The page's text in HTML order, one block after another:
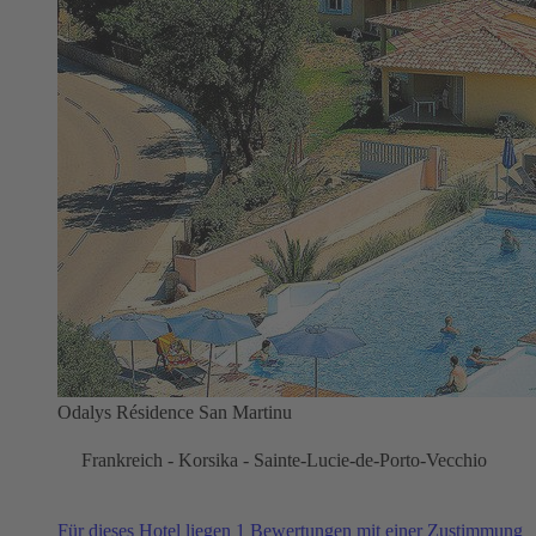
Odalys Résidence San Martinu
Frankreich - Korsika - Sainte-Lucie-de-Porto-Vecchio
Für dieses Hotel liegen 1 Bewertungen mit einer Zustimmung